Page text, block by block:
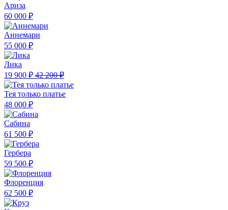
Ариза
60 000 ₽
Аннемари
55 000 ₽
Лика
19 900 ₽ 42 200 ₽
Тея только платье
48 000 ₽
Сабина
61 500 ₽
Гербера
59 500 ₽
Флоренция
62 500 ₽